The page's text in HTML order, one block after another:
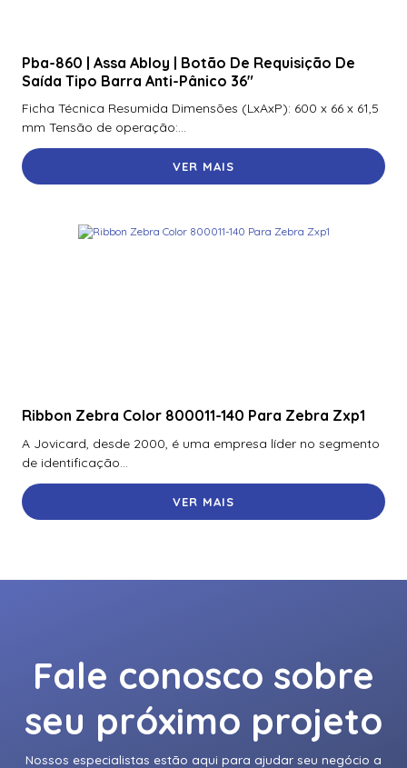
Pba-860 | Assa Abloy | Botão De Requisição De
Saída Tipo Barra Anti-Pânico 36″
Ficha Técnica Resumida Dimensões (LxAxP): 600 x 66 x 61,5
mm Tensão de operação:...
VER MAIS
Ribbon Zebra Color 800011-140 Para Zebra Zxp1
A Jovicard, desde 2000, é uma empresa líder no segmento
de identificação...
VER MAIS
Fale conosco sobre
seu próximo projeto
Nossos especialistas estão aqui para ajudar seu negócio a